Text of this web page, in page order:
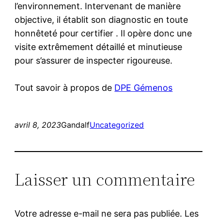
l’environnement. Intervenant de manière
objective, il établit son diagnostic en toute
honnêteté pour certifier . Il opère donc une
visite extrêmement détaillé et minutieuse
pour s’assurer de inspecter rigoureuse.
Tout savoir à propos de DPE Gémenos
avril 8, 2023GandalfUncategorized
Laisser un commentaire
Votre adresse e-mail ne sera pas publiée. Les